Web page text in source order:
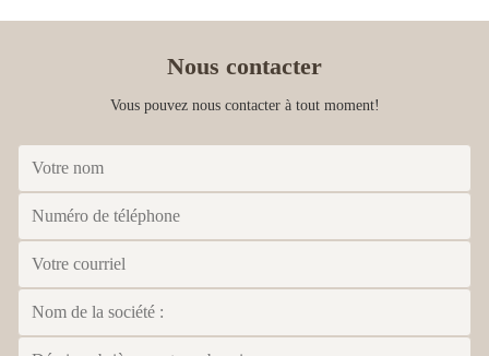
Nous contacter
Vous pouvez nous contacter à tout moment!